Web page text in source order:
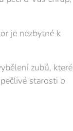
je nezbytné k
zubů, které
starosti o